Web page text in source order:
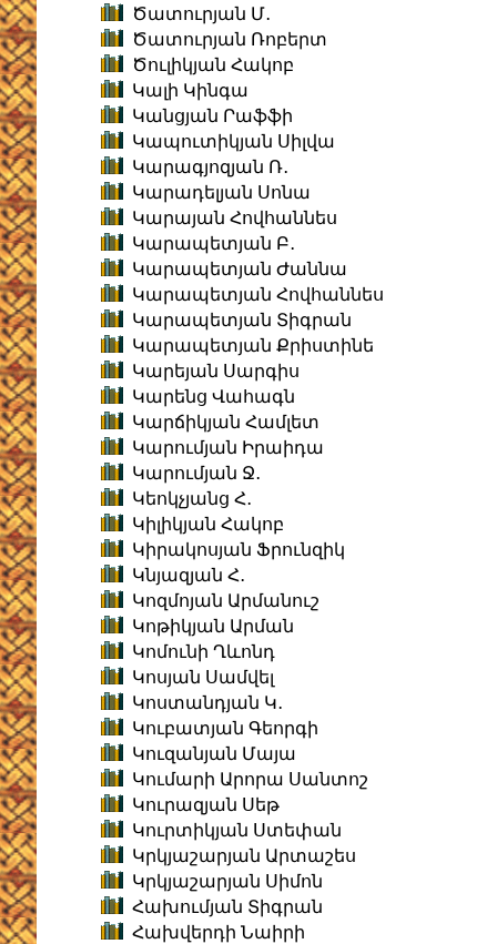
Ծատուրյան Մ․
Ծատուրյան Ռոբերտ
Ծուլիկյան Հակոբ
Կալի Կինգա
Կանցյան Րաֆֆի
Կապուտիկյան Սիլվա
Կարագյոզյան Ռ․
Կարադելյան Սոնա
Կարայան Հովհաննես
Կարապետյան Բ․
Կարապետյան Ժաննա
Կարապետյան Հովհաննես
Կարապետյան Տիգրան
Կարապետյան Քրիստինե
Կարեյան Սարգիս
Կարենց Վահագն
Կարճիկյան Համլետ
Կարումյան Իրաիդա
Կարումյան Ջ․
Կեոկչյանց Հ․
Կիլիկյան Հակոբ
Կիրակոսյան Ֆրունզիկ
Կնյազյան Հ․
Կոզմոյան Արմանուշ
Կոթիկյան Արման
Կոմունի Ղևոնդ
Կոսյան Սամվել
Կոստանդյան Կ․
Կուբատյան Գեորգի
Կուզանյան Մայա
Կումարի Արորա Սանտոշ
Կուրազյան Սեթ
Կուրտիկյան Ստեփան
Կրկյաշարյան Արտաշես
Կրկյաշարյան Սիմոն
Հախումյան Տիգրան
Հախվերդի Նաիրի